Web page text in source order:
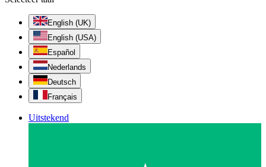
English (UK)
English (USA)
Español
Nederlands
Deutsch
Français
Uitstekend